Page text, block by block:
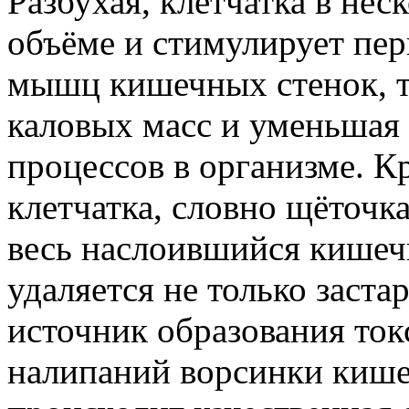
объёме и стимулирует
мышц кишечных стенок,
каловых масс и
процессов в организме.
клетчатка, словно
весь наслоившийся
удаляется не только
источник образования
налипаний ворсинки